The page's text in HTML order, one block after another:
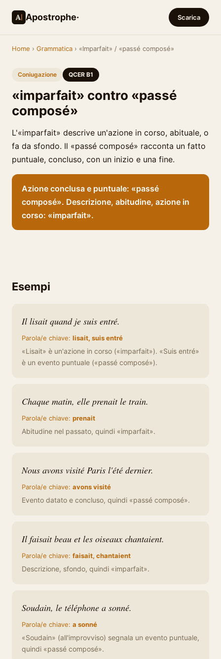
Apostrophe· Scarica
Home › Grammatica › «Imparfait» / «passé composé»
Coniugazione QCER B1
«imparfait» contro «passé
composé»
L'«imparfait» descrive un'azione in corso, abituale, o
fa da sfondo. Il «passé composé» racconta un fatto
puntuale, concluso, con un inizio e una fine.
Azione conclusa e puntuale: «passé
composé». Descrizione, abitudine, azione in
corso: «imparfait».
Esempi
Il lisait quand je suis entré.
Parola/e chiave: lisait, suis entré
«Lisait» è un'azione in corso («imparfait»). «Suis entré»
è un evento puntuale («passé composé»).
Chaque matin, elle prenait le train.
Parola/e chiave: prenait
Abitudine nel passato, quindi «imparfait».
Nous avons visité Paris l'été dernier.
Parola/e chiave: avons visité
Evento datato e concluso, quindi «passé composé».
Il faisait beau et les oiseaux chantaient.
Parola/e chiave: faisait, chantaient
Descrizione, sfondo, quindi «imparfait».
Soudain, le téléphone a sonné.
Parola/e chiave: a sonné
«Soudain» (all'improvviso) segnala un evento puntuale,
quindi «passé composé».